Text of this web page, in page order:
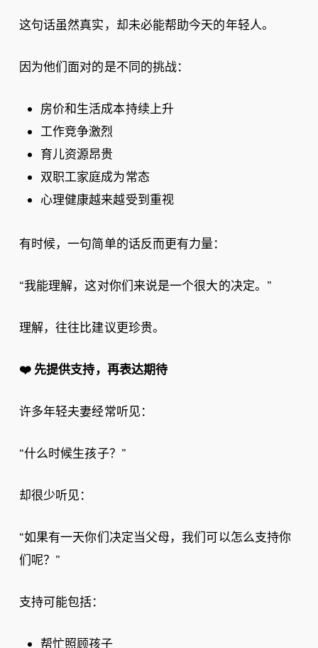
这句话虽然真实，却未必能帮助今天的年轻人。
因为他们面对的是不同的挑战：
房价和生活成本持续上升
工作竞争激烈
育儿资源昂贵
双职工家庭成为常态
心理健康越来越受到重视
有时候，一句简单的话反而更有力量：
“我能理解，这对你们来说是一个很大的决定。”
理解，往往比建议更珍贵。
❤️先提供支持，再表达期待
许多年轻夫妻经常听见：
“什么时候生孩子？”
却很少听见：
“如果有一天你们决定当父母，我们可以怎么支持你
们呢？”
支持可能包括：
帮忙照顾孩子